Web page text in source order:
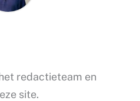
redactieteam en
site.